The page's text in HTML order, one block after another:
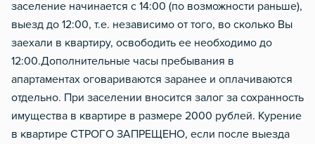
заселение начинается с 14:00 (по возможности раньше),
выезд до 12:00, т.е. независимо от того, во сколько Вы
заехали в квартиру, освободить ее необходимо до
12:00.Дополнительные часы пребывания в
апартаментах оговариваются заранее и оплачиваются
отдельно. При заселении вносится залог за сохранность
имущества в квартире в размере 2000 рублей. Курение
в квартире СТРОГО ЗАПРЕЩЕНО, если после выезда